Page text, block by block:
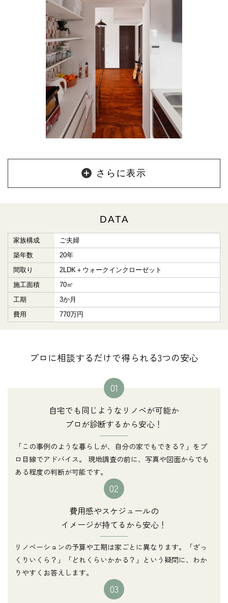
さらに表示
DATA
家族構成
ご夫婦
築年数
20年
間取り
2LDK＋ウォークインクローゼット
施工面積
70㎡
工期
3か月
費用
770万円
プロに相談するだけで得られる3つの安心
01
自宅でも同じようなリノベが可能か
プロが診断するから安心！
「この事例のような暮らしが、自分の家でもできる？」をプ
ロ目線でアドバイス。 現地調査の前に、写真や図面からでも
ある程度の判断が可能です。
02
費用感やスケジュールの
イメージが持てるから安心！
リノベーションの予算や工期は家ごとに異なります。「ざっ
くりいくら？」「どれくらいかかる？」という疑問に、わか
りやすくお答えします。
03